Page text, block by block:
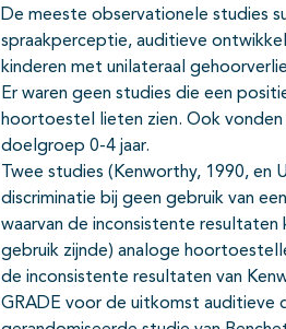
De meeste observationele studies
spraakperceptie, auditieve
kinderen met unilateraal
Er waren geen studies die een
hoortoestel lieten zien. Ook
doelgroep 0-4 jaar.
Twee studies (Kenworthy, 1990,
discriminatie bij geen gebruik van
waarvan de inconsistente
gebruik zijnde) analoge
de inconsistente resultaten van
GRADE voor de uitkomst auditieve